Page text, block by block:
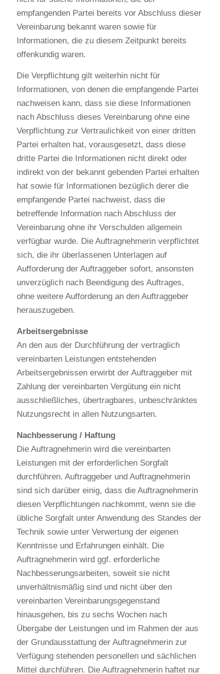
empfangenden Partei bereits vor Abschluss dieser
Vereinbarung bekannt waren sowie für
Informationen, die zu diesem Zeitpunkt bereits
offenkundig waren.
Die Verpflichtung gilt weiterhin nicht für
Informationen, von denen die empfangende Partei
nachweisen kann, dass sie diese Informationen
nach Abschluss dieses Vereinbarung ohne eine
Verpflichtung zur Vertraulichkeit von einer dritten
Partei erhalten hat, vorausgesetzt, dass diese
dritte Partei die Informationen nicht direkt oder
indirekt von der bekannt gebenden Partei erhalten
hat sowie für Informationen bezüglich derer die
empfangende Partei nachweist, dass die
betreffende Information nach Abschluss der
Vereinbarung ohne ihr Verschulden allgemein
verfügbar wurde. Die Auftragnehmerin verpflichtet
sich, die ihr überlassenen Unterlagen auf
Aufforderung der Auftraggeber sofort, ansonsten
unverzüglich nach Beendigung des Auftrages,
ohne weitere Aufforderung an den Auftraggeber
herauszugeben.
Arbeitsergebnisse
An den aus der Durchführung der vertraglich
vereinbarten Leistungen entstehenden
Arbeitsergebnissen erwirbt der Auftraggeber mit
Zahlung der vereinbarten Vergütung ein nicht
ausschließliches, übertragbares, unbeschränktes
Nutzungsrecht in allen Nutzungsarten.
Nachbesserung / Haftung
Die Auftragnehmerin wird die vereinbarten
Leistungen mit der erforderlichen Sorgfalt
durchführen. Auftraggeber und Auftragnehmerin
sind sich darüber einig, dass die Auftragnehmerin
diesen Verpflichtungen nachkommt, wenn sie die
übliche Sorgfalt unter Anwendung des Standes der
Technik sowie unter Verwertung der eigenen
Kenntnisse und Erfahrungen einhält. Die
Auftragnehmerin wird ggf. erforderliche
Nachbesserungsarbeiten, soweit sie nicht
unverhältnismäßig sind und nicht über den
vereinbarten Vereinbarungsgegenstand
hinausgehen, bis zu sechs Wochen nach
Übergabe der Leistungen und im Rahmen der aus
der Grundausstattung der Auftragnehmerin zur
Verfügung stehenden personellen und sächlichen
Mittel durchführen. Die Auftragnehmerin haftet nur